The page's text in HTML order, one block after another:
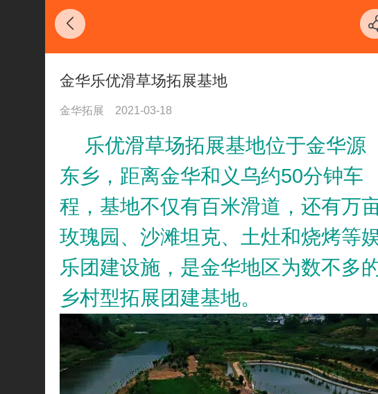
金华乐优滑草场拓展基地
金华拓展 2021-03-18
乐优滑草场拓展基地位于金华源
东乡，距离金华和义乌约50分钟车
程，基地不仅有百米滑道，还有万
玫瑰园、沙滩坦克、土灶和烧烤等
乐团建设施，是金华地区为数不多
乡村型拓展团建基地。